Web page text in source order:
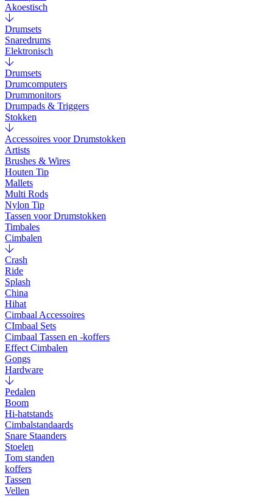
Akoestisch
Drumsets
Snaredrums
Elektronisch
Drumsets
Drumcomputers
Drummonitors
Drumpads & Triggers
Stokken
Accessoires voor Drumstokken
Artists
Brushes & Wires
Houten Tip
Mallets
Multi Rods
Nylon Tip
Tassen voor Drumstokken
Timbales
Cimbalen
Crash
Ride
Splash
China
Hihat
Cimbaal Accessoires
CImbaal Sets
Cimbaal Tassen en -koffers
Effect Cimbalen
Gongs
Hardware
Pedalen
Boom
Hi-hatstands
Cimbalstandaards
Snare Staanders
Stoelen
Tom standen
koffers
Tassen
Vellen